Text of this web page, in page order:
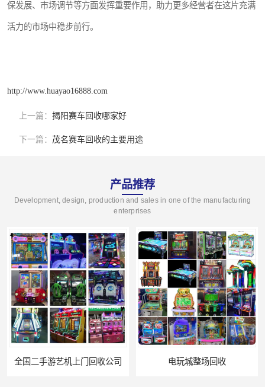
保发展、市场调节等方面发挥重要作用，助力更多经营者在这片充满
活力的市场中稳步前行。
http://www.huayao16888.com
上一篇： 揭阳赛车回收哪家好
下一篇： 茂名赛车回收的主要用途
产品推荐
Development, design, production and sales in one of the manufacturing
enterprises
全国二手游艺机上门回收公司 电玩城整场回收